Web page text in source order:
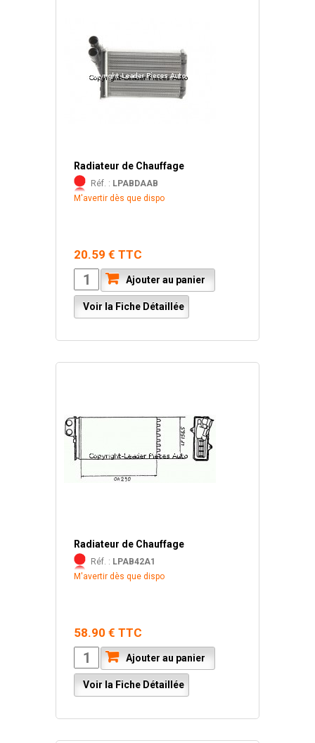
Radiateur de Chauffage
Réf. : LPABDAAB
M'avertir dès que dispo
20.59 € TTC
Ajouter au panier
Voir la Fiche Détaillée
Radiateur de Chauffage
Réf. : LPAB42A1
M'avertir dès que dispo
58.90 € TTC
Ajouter au panier
Voir la Fiche Détaillée